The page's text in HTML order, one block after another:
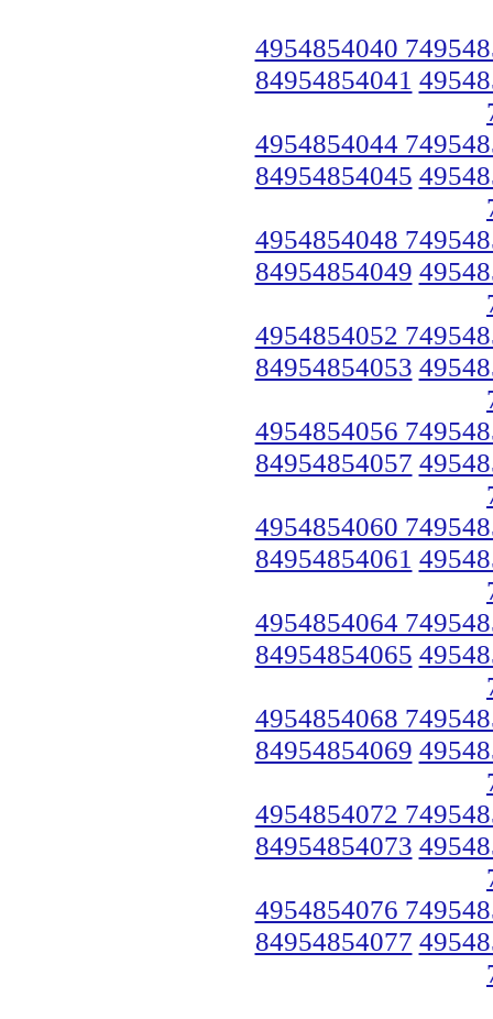
4954854040
84954854041
4954854044
84954854045
4954854048
84954854049
4954854052
84954854053
4954854056
84954854057
4954854060
84954854061
4954854064
84954854065
4954854068
84954854069
4954854072
84954854073
4954854076
84954854077